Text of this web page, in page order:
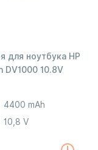
для ноутбука HP
DV1000 10.8V
4400 mAh
10,8 V